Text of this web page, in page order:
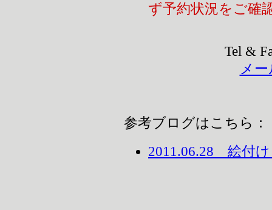
ず予約状況をご確
Tel &
メ
参考ブログはこちら：
2011.06.28 絵付